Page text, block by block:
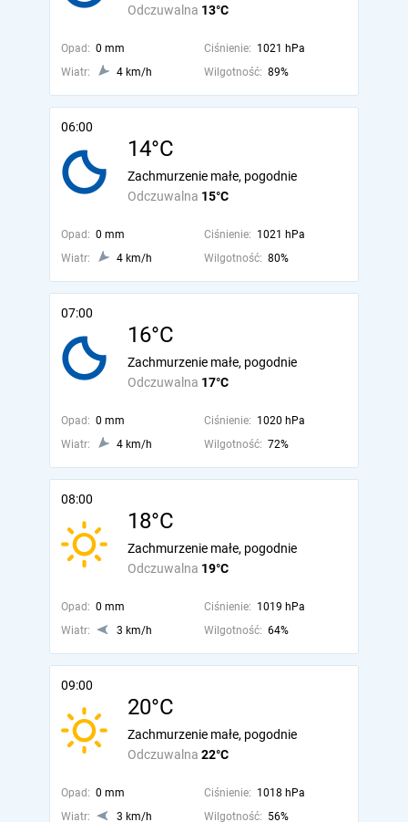
Odczuwalna 13°C
Opad: 0 mm Ciśnienie: 1021 hPa
Wiatr:
4 km/h Wilgotność: 89%
06:00
14°C
Odczuwalna 15°C
Zachmurzenie małe, pogodnie
Opad: 0 mm Ciśnienie: 1021 hPa
Wiatr:
4 km/h Wilgotność: 80%
07:00
16°C
Odczuwalna 17°C
Zachmurzenie małe, pogodnie
Opad: 0 mm Ciśnienie: 1020 hPa
Wiatr:
4 km/h Wilgotność: 72%
08:00
18°C
Odczuwalna 19°C
Zachmurzenie małe, pogodnie
Opad: 0 mm Ciśnienie: 1019 hPa
Wiatr:
3 km/h Wilgotność: 64%
09:00
20°C
Odczuwalna 22°C
Zachmurzenie małe, pogodnie
Opad: 0 mm Ciśnienie: 1018 hPa
Wiatr:
3 km/h Wilgotność: 56%